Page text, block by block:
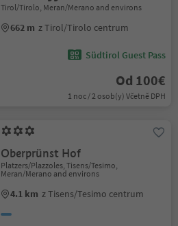
Tirol/Tirolo, Meran/Merano and environs
662 m z Tirol/Tirolo centrum
Südtirol Guest Pass
Od 100€
1 noc / 2 osob(y) Včetně DPH
Oberprünst Hof
Platzers/Plazzoles, Tisens/Tesimo,
Meran/Merano and environs
4.1 km z Tisens/Tesimo centrum